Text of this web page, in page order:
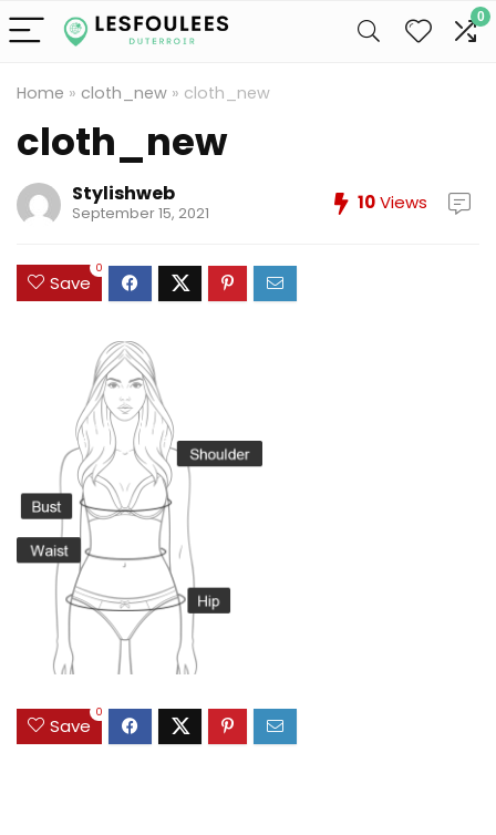
0
Home » cloth_new » cloth_new
cloth_new
Stylishweb
September 15, 2021 10Views
Save
0
Save
0